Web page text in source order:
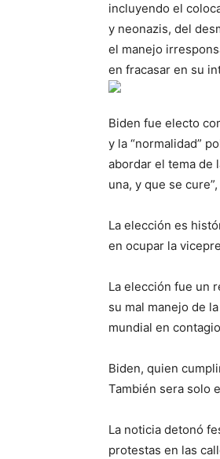
incluyendo el
y neonazis, del
el manejo
en fracasar en su
Biden fue electo
y la “normalidad”
abordar el tema de
una, y que se
La elección es
en ocupar la
La elección fue un
su mal manejo de
mundial en
Biden, quien
También sera solo
La noticia detonó
protestas en las